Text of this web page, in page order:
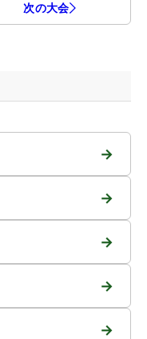
次の大会
→
→
→
→
→